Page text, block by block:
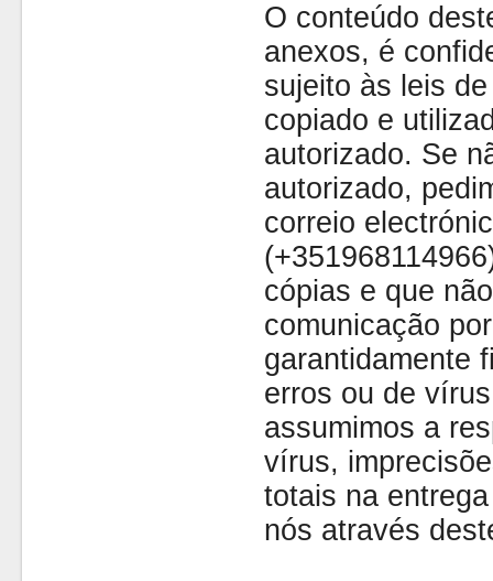
O conteúdo
anexos, é
sujeito às leis
copiado e
autorizado. Se
autorizado,
correio
cópias e que
comunicação
garantidamente
erros ou de
assumimos a
vírus,
totais na
nós através